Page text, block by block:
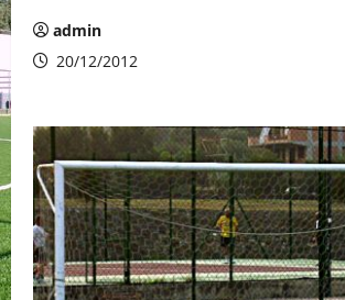
admin
20/12/2012